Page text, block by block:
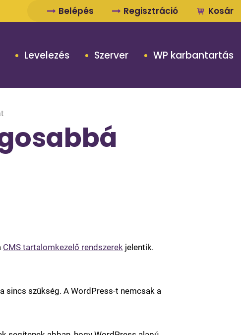
Belépés Regisztráció Kosár
Levelezés Szerver WP karbantartás
CMS tartalomkezelő rendszerek jelentik.
sincs szükség. A WordPress-t nemcsak a